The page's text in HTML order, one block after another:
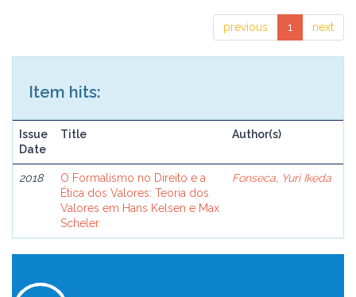
previous 1 next
Item hits:
Issue
Date
Title Author(s)
2018
O Formalismo no Direito e a
Ética dos Valores: Teoria dos
Valores em Hans Kelsen e Max
Scheler
Fonseca, Yuri Ikeda